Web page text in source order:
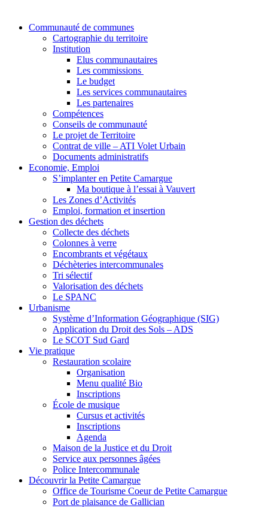
Communauté de communes
Cartographie du territoire
Institution
Elus communautaires
Les commissions
Le budget
Les services communautaires
Les partenaires
Compétences
Conseils de communauté
Le projet de Territoire
Contrat de ville – ATI Volet Urbain
Documents administratifs
Economie, Emploi
S’implanter en Petite Camargue
Ma boutique à l’essai à Vauvert
Les Zones d’Activités
Emploi, formation et insertion
Gestion des déchets
Collecte des déchets
Colonnes à verre
Encombrants et végétaux
Déchèteries intercommunales
Tri sélectif
Valorisation des déchets
Le SPANC
Urbanisme
Système d’Information Géographique (SIG)
Application du Droit des Sols – ADS
Le SCOT Sud Gard
Vie pratique
Restauration scolaire
Organisation
Menu qualité Bio
Inscriptions
École de musique
Cursus et activités
Inscriptions
Agenda
Maison de la Justice et du Droit
Service aux personnes âgées
Police Intercommunale
Découvrir la Petite Camargue
Office de Tourisme Coeur de Petite Camargue
Port de plaisance de Gallician